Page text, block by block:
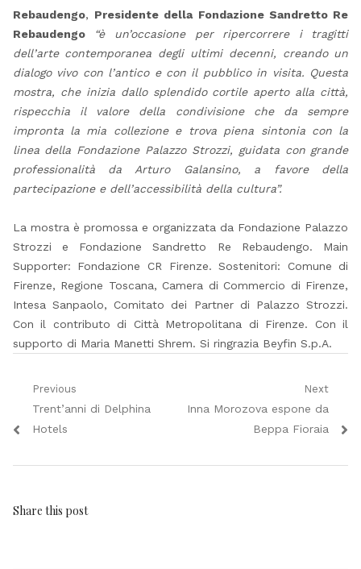
Rebaudengo, Presidente della Fondazione Sandretto Re
Rebaudengo
“è un’occasione per ripercorrere i tragitti
dell’arte contemporanea degli ultimi decenni, creando un
dialogo vivo con l’antico e con il pubblico in visita. Questa
mostra, che inizia dallo splendido cortile aperto alla città,
rispecchia il valore della condivisione che da sempre
impronta la mia collezione e trova piena sintonia con la
linea della Fondazione Palazzo Strozzi, guidata con grande
professionalità da Arturo Galansino, a favore della
partecipazione e dell’accessibilità della cultura”.
La mostra è promossa e organizzata da Fondazione Palazzo
Strozzi e Fondazione Sandretto Re Rebaudengo. Main
Supporter: Fondazione CR Firenze. Sostenitori: Comune di
Firenze, Regione Toscana, Camera di Commercio di Firenze,
Intesa Sanpaolo, Comitato dei Partner di Palazzo Strozzi.
Con il contributo di Città Metropolitana di Firenze. Con il
supporto di Maria Manetti Shrem. Si ringrazia Beyfin S.p.A.
Navigazione
articoli
Previous
Previous
post:
Trent’anni di Delphina
Hotels
Next
Next
Inna Morozova espone da
Beppa Fioraia
Share this post